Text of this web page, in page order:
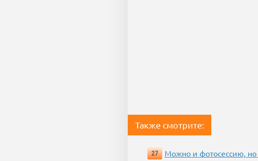
Также смотрите:
27 Можно и фотосессию, но